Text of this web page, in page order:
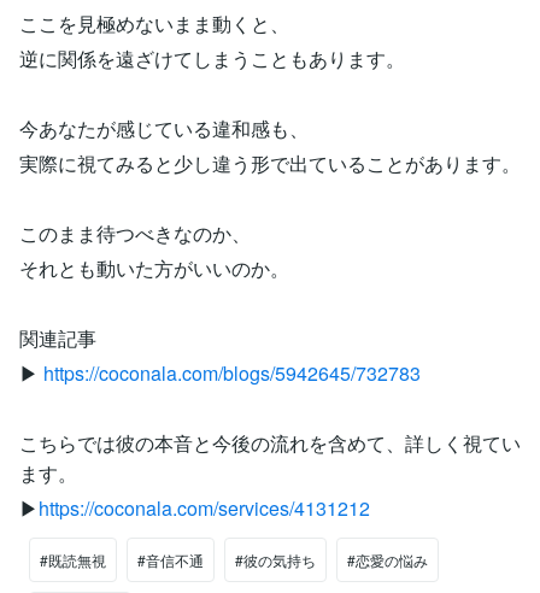
ここを見極めないまま動くと、
逆に関係を遠ざけてしまうこともあります。
今あなたが感じている違和感も、
実際に視てみると少し違う形で出ていることがあります。
このまま待つべきなのか、
それとも動いた方がいいのか。
関連記事
▶ https://coconala.com/blogs/5942645/732783
こちらでは彼の本音と今後の流れを含めて、詳しく視てい
ます。
▶https://coconala.com/services/4131212
#既読無視 #音信不通 #彼の気持ち #恋愛の悩み